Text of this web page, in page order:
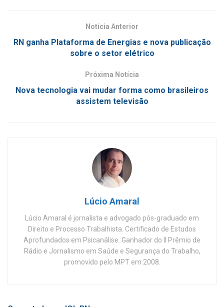
Notícia Anterior
RN ganha Plataforma de Energias e nova publicação
sobre o setor elétrico
Próxima Notícia
Nova tecnologia vai mudar forma como brasileiros
assistem televisão
Lúcio Amaral
Lúcio Amaral é jornalista e advogado pós-graduado em
Direito e Processo Trabalhista. Certificado de Estudos
Aprofundados em Psicanálise. Ganhador do II Prêmio de
Rádio e Jornalismo em Saúde e Segurança do Trabalho,
promovido pelo MPT em 2008.